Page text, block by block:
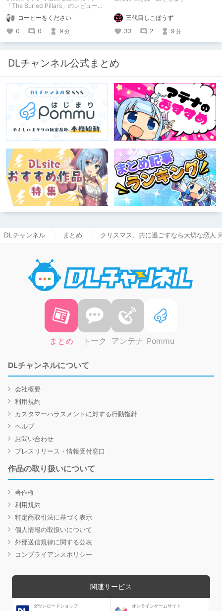
「The Buried Pillars」のレビューで
す。
コーヒーをください
0
0 9 分
三代目しこぼうず
33
2 9 分
DLチャンネル公式まとめ
DLチャンネル まとめ クリスマス、共に過ごすなら大切な恋人
まとめ トーク アンテナ Pommu
DLチャンネルについて
会社概要
利用規約
カスタマーハラスメントに対する行動指針
ヘルプ
お問い合わせ
プレスリリース・情報受付窓口
作品の取り扱いについて
著作権
利用規約
特定商取引法に基づく表示
個人情報の取扱いについて
外部送信規律に関する公表
コンプライアンスポリシー
関連サービス
ダウンロードショップ オンラインゲームサイト